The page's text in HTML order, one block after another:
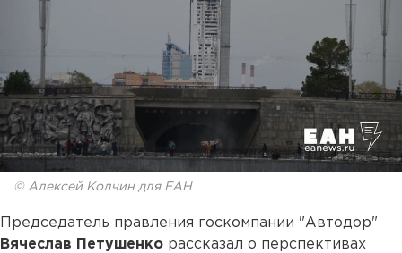
© Алексей Колчин для ЕАН
Председатель правления госкомпании "Автодор"
Вячеслав Петушенко рассказал о перспективах